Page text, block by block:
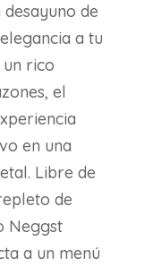
desayuno de
a tu
rico
el
en una
Libre de
de
Neggst
a un menú